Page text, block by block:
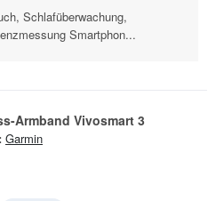
Schlafüberwachung,
Smartphon...
Armband Vivosmart 3
Garmin